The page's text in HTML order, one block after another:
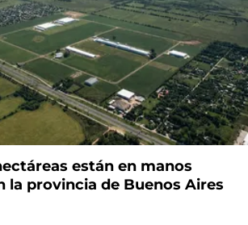
están en manos
la provincia de Buenos Aires